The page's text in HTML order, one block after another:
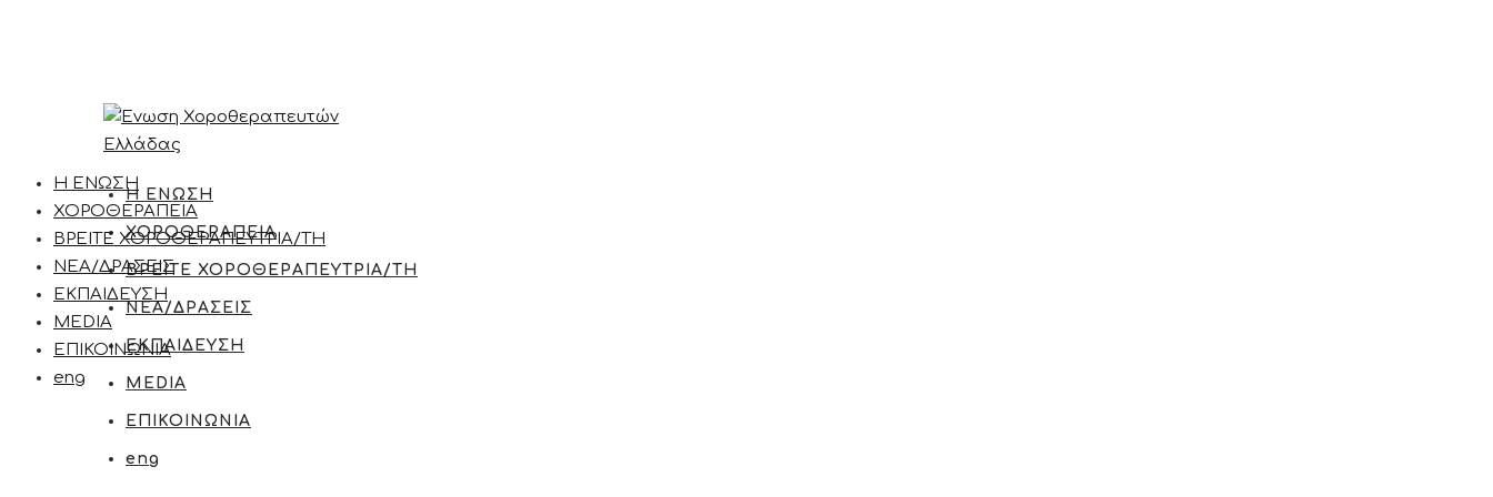
Η ΕΝΩΣΗ
ΧΟΡΟΘΕΡΑΠΕΙΑ
ΒΡΕΙΤΕ ΧΟΡΟΘΕΡΑΠΕΥΤΡΙΑ/ΤΗ
ΝΕΑ/ΔΡΑΣΕΙΣ
ΕΚΠΑΙΔΕΥΣΗ
MEDIA
ΕΠΙΚΟΙΝΩΝΙΑ
eng
Η ΕΝΩΣΗ
ΧΟΡΟΘΕΡΑΠΕΙΑ
ΒΡΕΙΤΕ ΧΟΡΟΘΕΡΑΠΕΥΤΡΙΑ/ΤΗ
ΝΕΑ/ΔΡΑΣΕΙΣ
ΕΚΠΑΙΔΕΥΣΗ
MEDIA
ΕΠΙΚΟΙΝΩΝΙΑ
eng